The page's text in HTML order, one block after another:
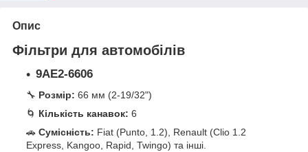
Опис
Фільтри для автомобілів
9AE2-6606
🔧 Розмір: 66 мм (2-19/32")
🌀 Кількість канавок: 6
🚗 Сумісність: Fiat (Punto, 1.2), Renault (Clio 1.2
Express, Kangoo, Rapid, Twingo) та інші.